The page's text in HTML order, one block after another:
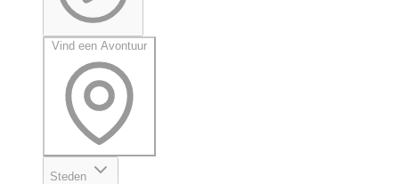
Vind een Avontuur
Steden